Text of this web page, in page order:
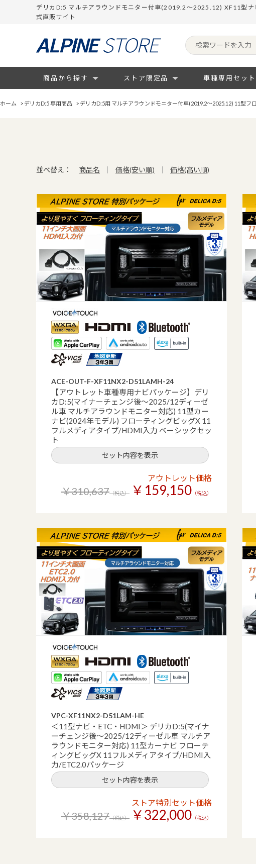
デリカD:5 マルチアラウンドモニター付車(2019.2～2025.12) XF11型ナ
式直販サイト
商品から探す ストア限定品 車種専用セット
ホーム > デリカD:5 専用商品 > デリカD:5用 マルチアラウンドモニター付車(2019.2～2025.12) 11型フ
並べ替え： 商品名 価格(安い順) 価格(高い順)
ACE-OUT-F-XF11NX2-D51LAMH-24
【アウトレット車種専用ナビパッケージ】デリ
カD:5(マイナーチェンジ後～2025/12ディーゼ
ル車 マルチアラウンドモニター対応) 11型カー
ナビ(2024年モデル) フローティングビッグX 11
フルメディアタイプ/HDMI入力 ベーシックセッ
ト
セット内容を表示
アウトレット価格
￥310,637（税込） ￥159,150 （税込）
VPC-XF11NX2-D51LAM-HE
＜11型ナビ・ETC・HDMI＞ デリカD:5(マイナ
ーチェンジ後～2025/12ディーゼル車 マルチア
ラウンドモニター対応) 11型カーナビ フローテ
ィングビッグX 11フルメディアタイプ/HDMI入
力/ETC2.0パッケージ
セット内容を表示
ストア特別セット価格
￥358,127（税込） ￥322,000 （税込）